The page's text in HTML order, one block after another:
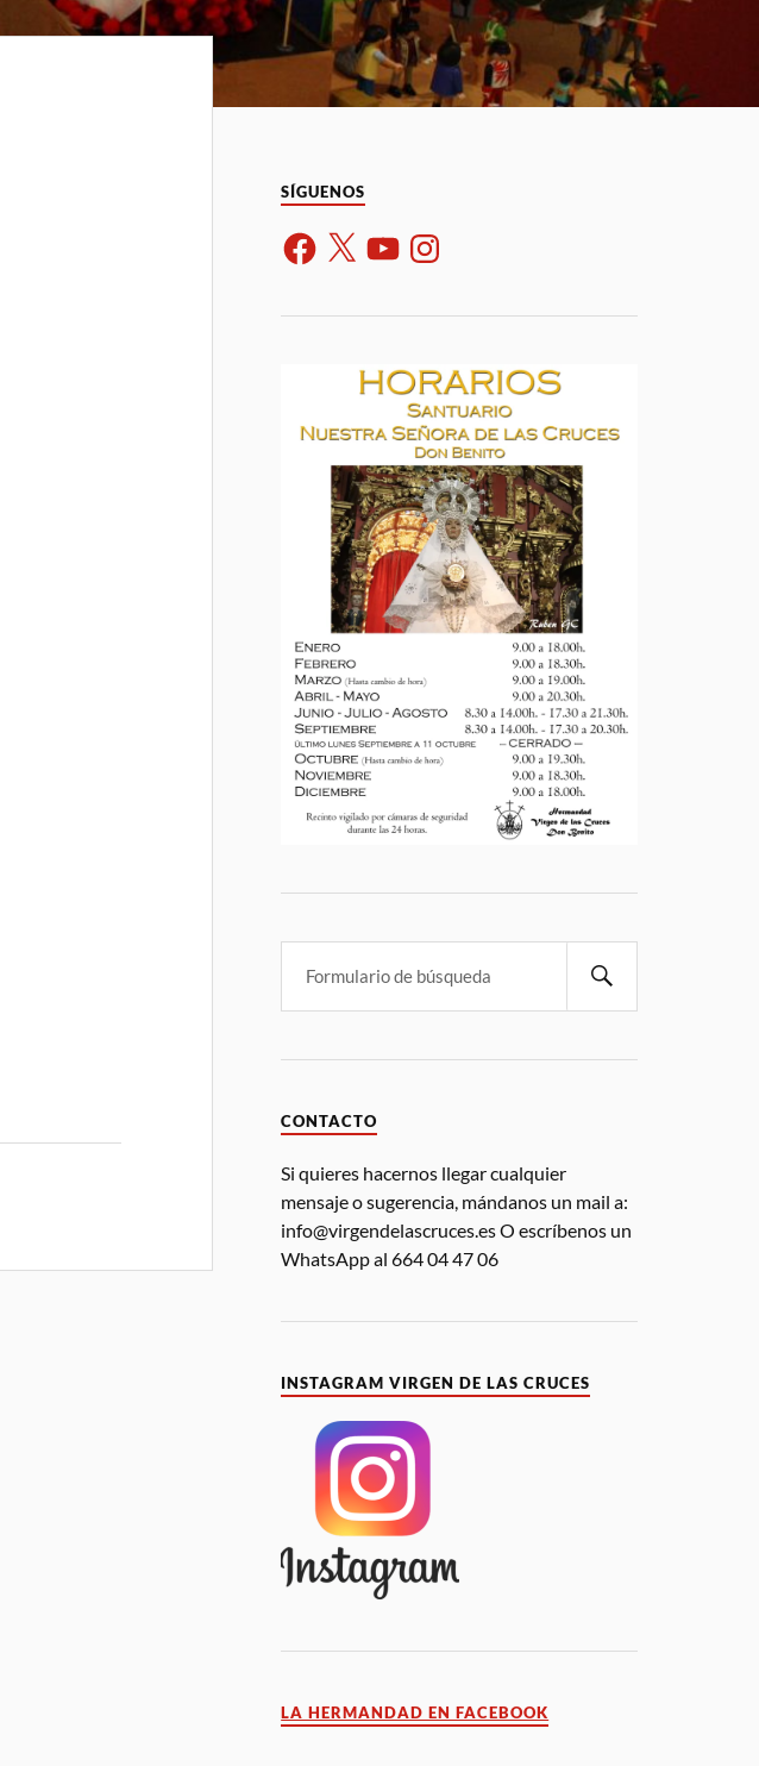
SÍGUENOS
CONTACTO
Si quieres hacernos llegar cualquier
mensaje o sugerencia, mándanos un mail a:
info@virgendelascruces.es O escríbenos un
WhatsApp al 664 04 47 06
INSTAGRAM VIRGEN DE LAS CRUCES
LA HERMANDAD EN FACEBOOK